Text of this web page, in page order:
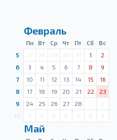
Февраль
Пн Вт Ср Чт Пт Сб
Вс
5
27 28 29 30 31 1
2
6
3 4 5 6 7 8
9
7
10 11 12 13 14 15
16
8
17 18 19 20 21 22
23
9
24 25 26 27 28 1
2
3 4 5 6 7 8 9
Май